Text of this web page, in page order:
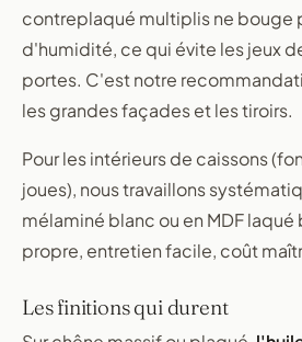
contreplaqué multiplis ne bouge
d'humidité, ce qui évite les jeux
portes. C'est notre
les grandes façades et les tiroirs.
Pour les intérieurs de caissons
joues), nous travaillons
mélaminé blanc ou en MDF
propre, entretien facile, coût
Les finitions qui durent